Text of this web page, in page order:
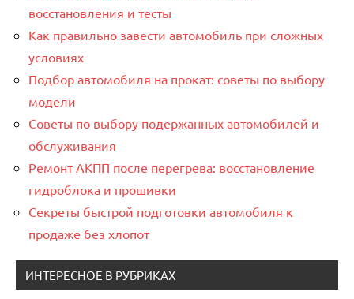
восстановления и тесты
Как правильно завести автомобиль при сложных
условиях
Подбор автомобиля на прокат: советы по выбору
модели
Советы по выбору подержанных автомобилей и
обслуживания
Ремонт АКПП после перегрева: восстановление
гидроблока и прошивки
Секреты быстрой подготовки автомобиля к
продаже без хлопот
ИНТЕРЕСНОЕ В РУБРИКАХ